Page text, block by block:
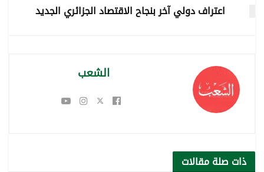
اعتراف دولي آخر بنجاح الاقتصاد الجزائري الجديد
الشعب
ذات صلةمقالات